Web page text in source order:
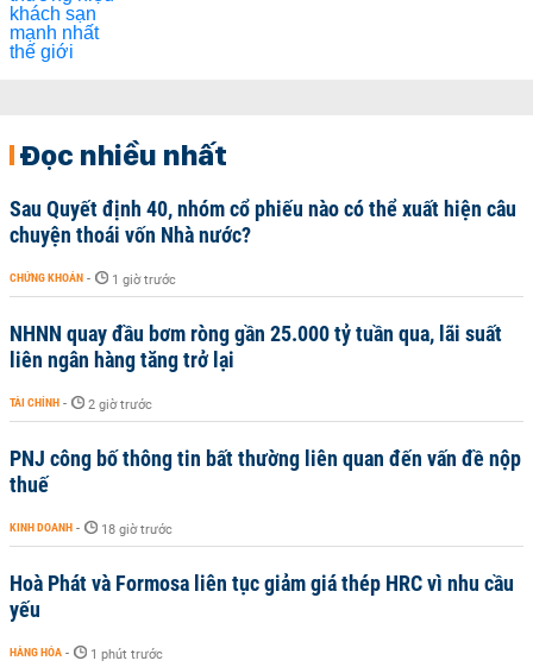
Đọc nhiều nhất
Sau Quyết định 40, nhóm cổ phiếu nào có thể xuất hiện câu
chuyện thoái vốn Nhà nước?
CHỨNG KHOÁN - 1 giờ trước
NHNN quay đầu bơm ròng gần 25.000 tỷ tuần qua, lãi suất
liên ngân hàng tăng trở lại
TÀI CHÍNH - 2 giờ trước
PNJ công bố thông tin bất thường liên quan đến vấn đề nộp
thuế
KINH DOANH - 18 giờ trước
Hoà Phát và Formosa liên tục giảm giá thép HRC vì nhu cầu
yếu
HÀNG HÓA - 1 phút trước